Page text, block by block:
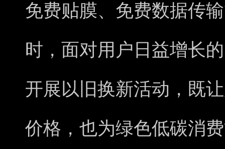
免费贴膜、免费数据传
时，面对用户日益增长
开展以旧换新活动，既
价格，也为绿色低碳消